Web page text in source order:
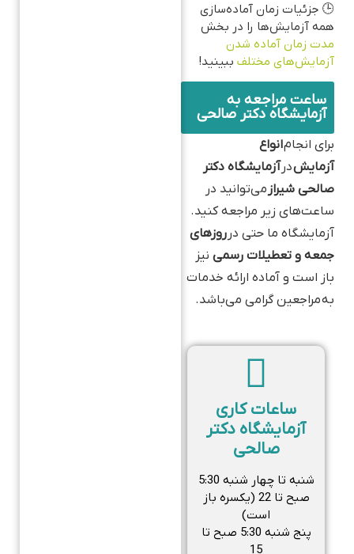
🕒 جزئیات زمان آماده‌سازی
همه آزمایش‌ها را در بخش
مدت زمان آماده‌ شدن
آزمایش‌های مختلف ببینید!
ساعت مراجعه به
آزمایشگاه دکتر صالحی
برای انجامانواع
آزمایشدرآزمایشگاه دکتر
صالحی شیراز می‌توانید در
ساعت‌های زیر مراجعه کنید.
آزمایشگاه ما حتی در روزهای
جمعه و تعطیلات رسمی نیز
باز است و آماده ارائه خدمات
به مراجعین گرامی می‌باشد.
ساعات کاری
آزمایشگاه دکتر
صالحی
شنبه تا چهار شنبه 5:30
صبح تا 22 (یکسره باز
است)
پنج شنبه 5:30 صبح تا
15